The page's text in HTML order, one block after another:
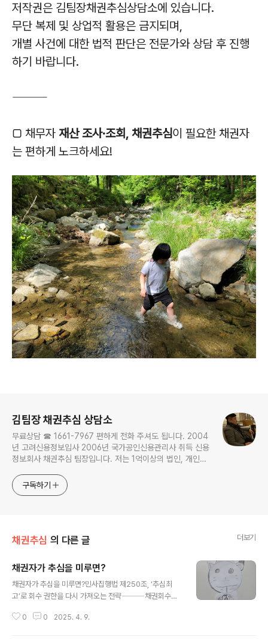
저작권은 김팀장채권추심상담소에 있습니다.
무단 복제 및 상업적 활용은 금지되며,
개별 사건에 대한 법적 판단은 전문가와 상담 후 진행
하기 바랍니다.
⸻
□ 채무자 재산 조사·조회, 채권추심이 필요한 채권자
는 편하게 노크하세요!
김팀장 채권추심 상담소
무료상담 ☎ 1661-7967 편하게 전화 주셔도 됩니다. 2004
년 고려신용정보입사 2006년 국가공인신용관리사 취득 신용
정보회사 채권추심 팀장입니다. 저는 1억이상의 법인, 개인사
무자 재산 조사·조회, 채권추심이 필요한 채권자는 편하게 노
크하세요!
구독하기
채권추심 의 다른 글 더보기
채권자가 추심을 미루면?
채권자가 추심을 미루면?민사집행법 제250조, ‘추심최
고’로 회수 권한을 다시 가져오는 전략⸻채권회수는 타
에서는누군가 추심을 지연하는 것만으로도다른 채권자에
0 0 2025. 4. 9.